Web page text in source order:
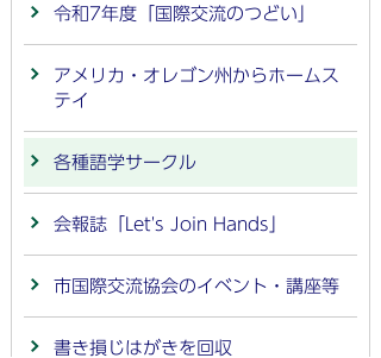
令和7年度「国際交流のつどい」
アメリカ・オレゴン州からホームス
テイ
各種語学サークル
会報誌「Let's Join Hands」
市国際交流協会のイベント・講座等
書き損じはがきを回収